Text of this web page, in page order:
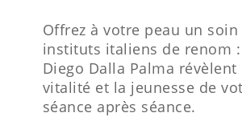
Offrez à votre peau un
instituts italiens de renom
Diego Dalla Palma révèlent
vitalité et la jeunesse de
séance après séance.